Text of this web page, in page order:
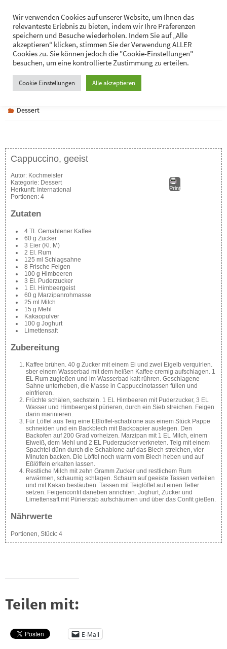
Inhalt
springen
Hans-Jürgen Lukaschik
Persönliches
Cappuccino, geeist
Dessert
Cappuccino, geeist
Print
Autor: Kochmeister
Kategorie: Dessert
Herkunft: International
Portionen: 4
Zutaten
4 TL Gemahlener Kaffee
60 g Zucker
3 Eier (Kl. M)
2 El. Rum
125 ml Schlagsahne
8 Frische Feigen
100 g Himbeeren
3 El. Puderzucker
1 El. Himbeergeist
60 g Marzipanrohmasse
25 ml Milch
15 g Mehl
Kakaopulver
100 g Joghurt
Limettensaft
Zubereitung
Kaffee brühen. 40 g Zucker mit einem Ei und zwei Eigelb verquirlen.
sber einem Wasserbad mit dem heißen Kaffee cremig aufschlagen. 1
EL Rum zugießen und im Wasserbad kalt rühren. Geschlagene
Sahne unterheben, die Masse in Cappuccinotassen füllen und
einfrieren.
Früchte schälen, sechsteln. 1 EL Himbeeren mit Puderzucker, 3 EL
Wasser und Himbeergeist pürieren, durch ein Sieb streichen. Feigen
darin marinieren.
Für Löffel aus Teig eine Eßlöffel-schablone aus einem Stück Pappe
schneiden und ein Backblech mit Backpapier auslegen. Den
Backofen auf 200 Grad vorheizen. Marzipan mit 1 EL Milch, einem
Eiweiß, dem Mehl und 2 EL Puderzucker verkneten. Teig mit einem
Spachtel dünn durch die Schablone auf das Blech streichen, vier
Minuten backen. Die Löffel noch warm vom Blech heben und auf
Eßlöffeln erkalten lassen.
Restliche Milch mit zehn Gramm Zucker und restlichem Rum
erwärmen, schaumig schlagen. Schaum auf geeiste Tassen verteilen
und mit Kakao bestäuben. Tassen mit Teiglöffel auf einen Teller
setzen. Feigenconfit daneben anrichten. Joghurt, Zucker und
Limettensaft mit Pürierstab aufschäumen und über das Confit gießen.
Nährwerte
Portionen, Stück: 4
Teilen mit:
E-Mail
Wir verwenden Cookies auf unserer Website, um Ihnen das
relevanteste Erlebnis zu bieten, indem wir Ihre Präferenzen
speichern und Besuche wiederholen. Indem Sie auf „Alle
akzeptieren“ klicken, stimmen Sie der Verwendung ALLER
Cookies zu. Sie können jedoch die "Cookie-Einstellungen"
besuchen, um eine kontrollierte Zustimmung zu erteilen.
Cookie Einstellungen Alle akzeptieren